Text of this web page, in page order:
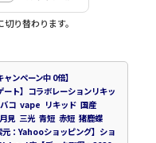
り替わります。
ャンペーン中 0倍】
ート】コラボレーションリキッ
コ vape リキッド 国産
見 三光 青短 赤短 猪鹿蝶
：Yahooショッピング】ショ